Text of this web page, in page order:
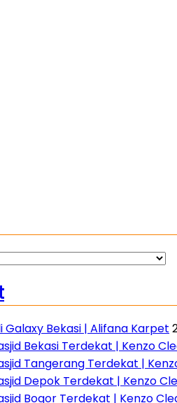
Galaxy Bekasi | Alifana Karpet
Bekasi Terdekat | Kenzo
Tangerang Terdekat |
Depok Terdekat | Kenzo
Bogor Terdekat | Kenzo